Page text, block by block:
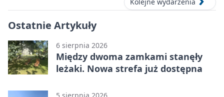
Ostatnie Artykuły
6 sierpnia 2026
Między dwoma zamkami stanęły
leżaki. Nowa strefa już dostępna